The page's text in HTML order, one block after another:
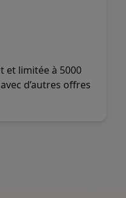
et limitée à 5000
d’autres offres